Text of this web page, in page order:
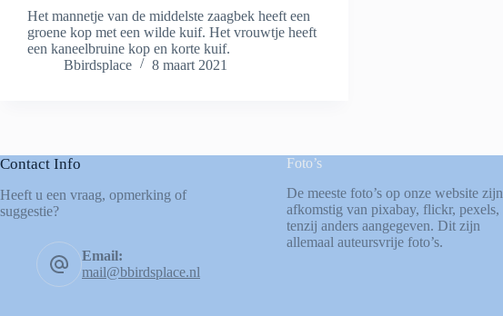
Het mannetje van de middelste zaagbek heeft een
groene kop met een wilde kuif. Het vrouwtje heeft
een kaneelbruine kop en korte kuif.
Bbirdsplace
8 maart 2021
Contact Info
Heeft u een vraag, opmerking of
suggestie?
Email:
mail@bbirdsplace.nl
Foto’s
De meeste foto’s op onze website zijn
afkomstig van pixabay, flickr, pexels,
tenzij anders aangegeven. Dit zijn
allemaal auteursvrije foto’s.